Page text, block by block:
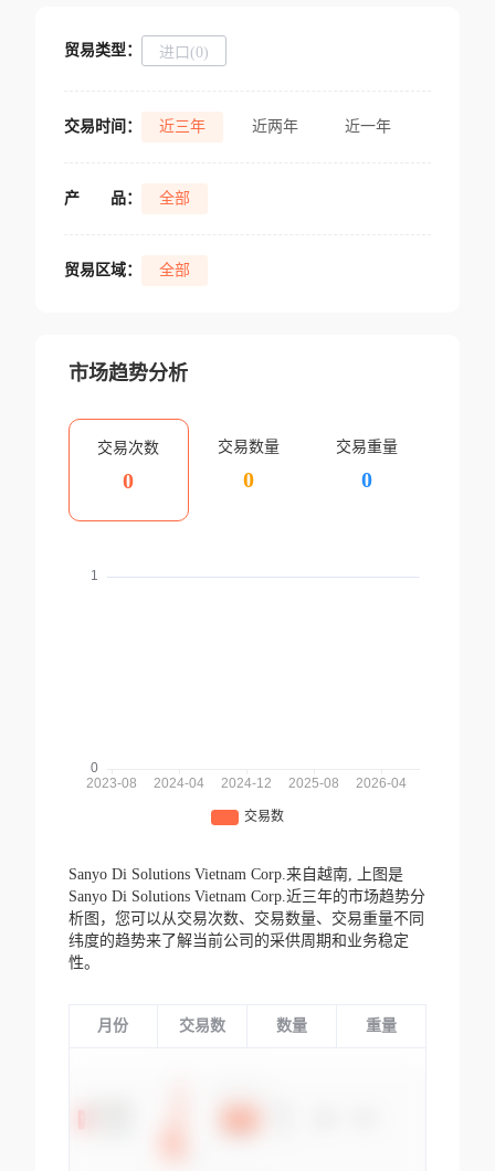
贸易类型： 进口(0)
交易时间： 近三年 近两年 近一年
产 品： 全部
贸易区域： 全部
市场趋势分析
交易次数
0
交易数量
0
交易重量
0
Sanyo Di Solutions Vietnam Corp.来自越南,
上图是
Sanyo Di Solutions Vietnam Corp.近三年的市场趋势分
析图，您可以从交易次数、交易数量、交易重量不同
纬度的趋势来了解当前公司的采供周期和业务稳定
性。
月份 交易数 数量 重量